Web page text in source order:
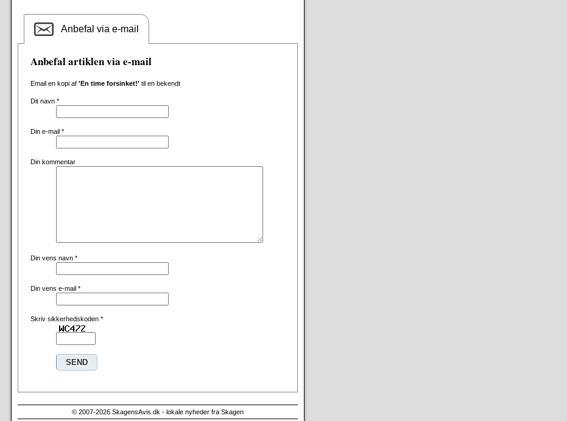
Anbefal via e-mail
Anbefal artiklen via e-mail
Email en kopi af 'En time forsinket!' til en bekendt
Dit navn *
Din e-mail *
Din kommentar
Din vens navn *
Din vens e-mail *
Skriv sikkerhedskoden *
© 2007-2026 SkagensAvis.dk - lokale nyheder fra Skagen